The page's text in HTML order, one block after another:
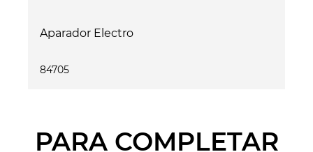
Aparador Electro
84705
PARA COMPLETAR